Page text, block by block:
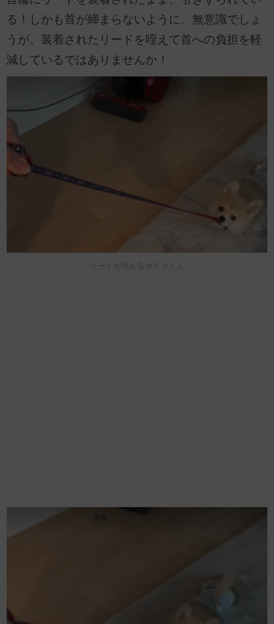
る！しかも首が締まらないように、無意識でしょ
うが、装着されたリードを咥えて首への負担を軽
減しているではありませんか！
リードを咥えるポチタくん